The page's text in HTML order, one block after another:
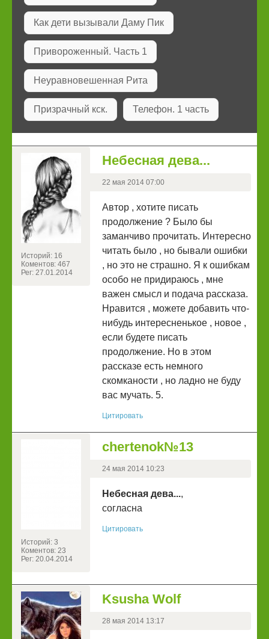
Как дети вызывали Даму Пик
Привороженный. Часть 1
Неуравновешенная Рита
Призрачный кск. Телефон. 1 часть
Историй: 16
Коментов: 467
Рег: 27.01.2014
Небесная дева...
22 мая 2014 07:00
Автор , хотите писать
продолжение ? Было бы
заманчиво прочитать. Интересно
читать было , но бывали ошибки
, но это не страшно. Я к ошибкам
особо не придираюсь , мне
важен смысл и подача рассказа.
Нравится , можете добавить что-
нибудь интересненькое , новое ,
если будете писать
продолжение. Но в этом
рассказе есть немного
скомканости , но ладно не буду
вас мучать. 5.
Цитировать
Историй: 3
Коментов: 23
Рег: 20.04.2014
chertenok№13
24 мая 2014 10:23
Небесная дева...,
согласна
Цитировать
Ksusha Wolf
28 мая 2014 13:17